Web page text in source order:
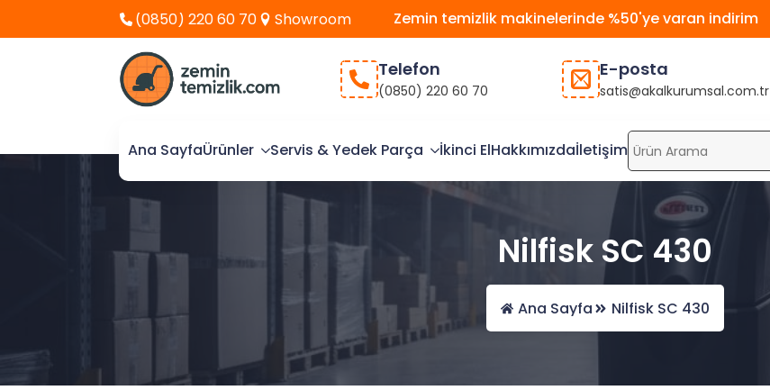
(0850) 220 60 70 Showroom Zemin temizlik makinelerinde %50'ye varan indirim
Telefon
(0850) 220 60 70
E-posta
satis@akalkurumsal.com.tr
Ana SayfaÜrünler Servis & Yedek Parça İkinci ElHakkımızdaİletişim
Nilfisk SC 430
Ana Sayfa Nilfisk SC 430